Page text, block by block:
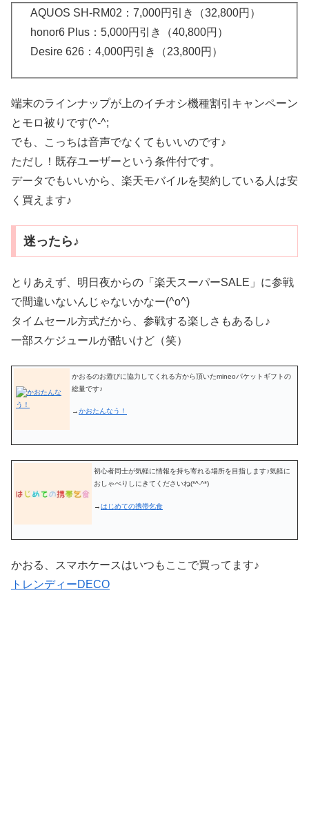
AQUOS SH-RM02：7,000円引き（32,800円）
honor6 Plus：5,000円引き（40,800円）
Desire 626：4,000円引き（23,800円）
端末のラインナップが上のイチオシ機種割引キャンペーン
とモロ被りです(^-^;
でも、こっちは音声でなくてもいいのです♪
ただし！既存ユーザーという条件付です。
データでもいいから、楽天モバイルを契約している人は安
く買えます♪
迷ったら♪
とりあえず、明日夜からの「楽天スーパーSALE」に参戦
で間違いないんじゃないかなー(^o^)
タイムセール方式だから、参戦する楽しさもあるし♪
一部スケジュールが酷いけど（笑）
かおるのお遊びに協力してくれる方から頂いたmineoパケットギフトの
総量です♪
→かおたんなう！
初心者同士が気軽に情報を持ち寄れる場所を目指します♪気軽に
おしゃべりしにきてくださいね(*^-^*)
→はじめての携帯乞食
かおる、スマホケースはいつもここで買ってます♪
トレンディーDECO